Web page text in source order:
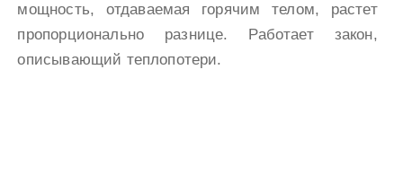
мощность, отдаваемая горячим телом, растет
пропорционально разнице. Работает закон,
описывающий теплопотери.